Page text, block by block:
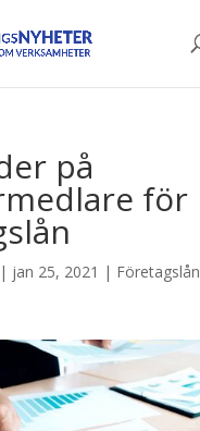
på
för
jan 25, 2021 | Företagslån